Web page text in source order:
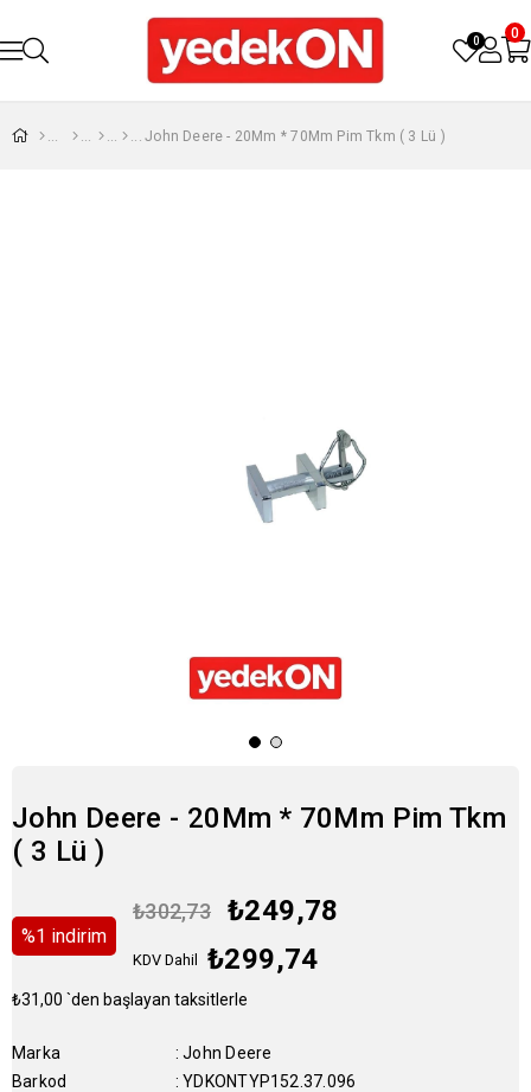
0 0
John Deere - 20Mm * 70Mm Pim Tkm ( 3 Lü )
John Deere - 20Mm * 70Mm Pim Tkm
( 3 Lü )
%1 i̇ndirim
₺302,73 ₺249,78
KDV Dahil ₺299,74
₺31,00 `den başlayan taksitlerle
Marka : John Deere
Barkod
: YDKONTYP152.37.096